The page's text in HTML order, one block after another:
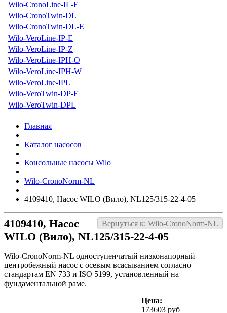
Wilo-CronoLine-IL-E
Wilo-CronoTwin-DL
Wilo-CronoTwin-DL-E
Wilo-VeroLine-IP-E
Wilo-VeroLine-IP-Z
Wilo-VeroLine-IPH-O
Wilo-VeroLine-IPH-W
Wilo-VeroLine-IPL
Wilo-VeroTwin-DP-E
Wilo-VeroTwin-DPL
Главная
Каталог насосов
Консольные насосы Wilo
Wilo-CronoNorm-NL
4109410, Насос WILO (Вило), NL125/315-22-4-05
Вернуться к: Wilo-CronoNorm-NL
4109410, Насос
WILO (Вило), NL125/315-22-4-05
Wilo-CronoNorm-NL одноступенчатый низконапорный
центробежный насос с осевым всасыванием согласно
стандартам EN 733 и ISO 5199, установленный на
фундаментальной раме.
Цена:
173603 руб